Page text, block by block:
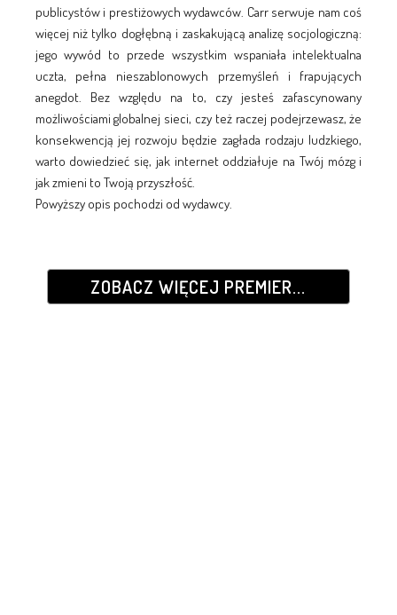
publicystów i prestiżowych wydawców. Carr serwuje nam coś
więcej niż tylko dogłębną i zaskakującą analizę socjologiczną:
jego wywód to przede wszystkim wspaniała intelektualna
uczta, pełna nieszablonowych przemyśleń i frapujących
anegdot. Bez względu na to, czy jesteś zafascynowany
możliwościami globalnej sieci, czy też raczej podejrzewasz, że
konsekwencją jej rozwoju będzie zagłada rodzaju ludzkiego,
warto dowiedzieć się, jak internet oddziałuje na Twój mózg i
jak zmieni to Twoją przyszłość.
Powyższy opis pochodzi od wydawcy.
ZOBACZ WIĘCEJ PREMIER...